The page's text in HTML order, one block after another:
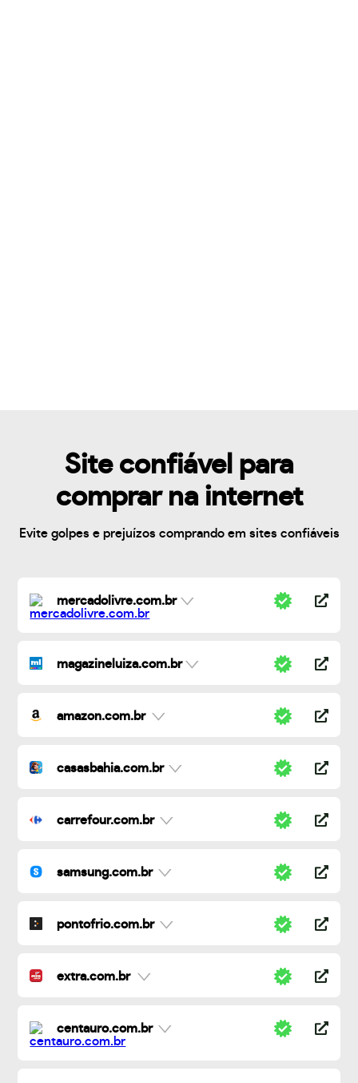
Site confiável para
comprar na internet
Evite golpes e prejuízos comprando em sites confiáveis
mercadolivre.com.br
magazineluiza.com.br
amazon.com.br
casasbahia.com.br
carrefour.com.br
samsung.com.br
pontofrio.com.br
extra.com.br
centauro.com.br